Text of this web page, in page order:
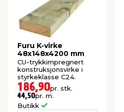
Furu K-virke
48x148x4200 mm
CU-trykkimpregnert
konstruksjonsvirke i
styrkeklasse C24.
186,90pr. stk.
44,50pr. m.
Butikk